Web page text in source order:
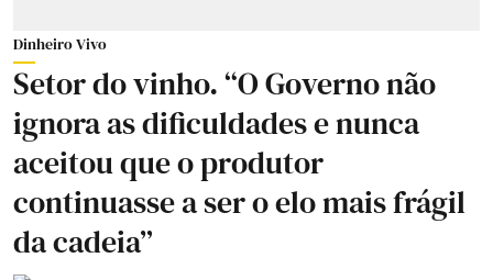
Dinheiro Vivo
Setor do vinho. “O Governo não
ignora as dificuldades e nunca
aceitou que o produtor
continuasse a ser o elo mais frágil
da cadeia”